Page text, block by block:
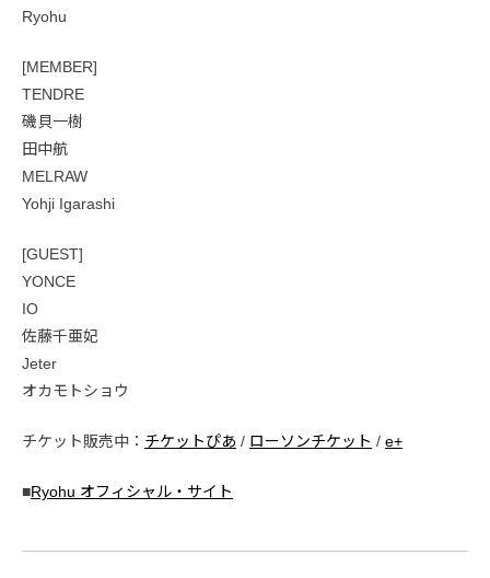
Ryohu
[MEMBER]
TENDRE
磯貝一樹
田中航
MELRAW
Yohji Igarashi
[GUEST]
YONCE
IO
佐藤千亜妃
Jeter
オカモトショウ
チケット販売中： チケットぴあ / ローソンチケット / e+
■Ryohu オフィシャル・サイト